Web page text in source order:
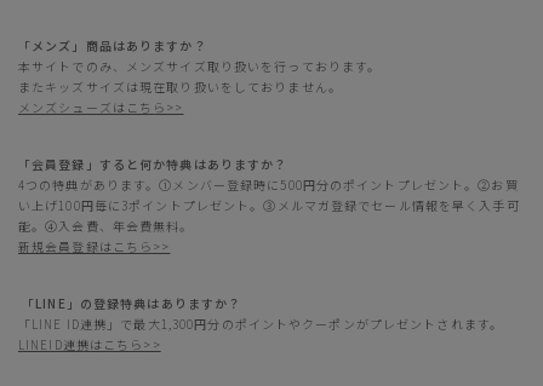
「メンズ」商品はありますか？
本サイトでのみ、メンズサイズ取り扱いを行っております。
またキッズサイズは現在取り扱いをしておりません。
メンズシューズはこちら>>
「会員登録」すると何か特典はありますか？
4つの特典があります。①メンバー登録時に500円分のポイントプレゼント。②お買
い上げ100円毎に3ポイントプレゼント。③メルマガ登録でセール情報を早く入手可
能。④入会費、年会費無料。
新規会員登録はこちら>>
「LINE」の登録特典はありますか？
「LINE ID連携」で最大1,300円分のポイントやクーポンがプレゼントされます。
LINEID連携はこちら>>